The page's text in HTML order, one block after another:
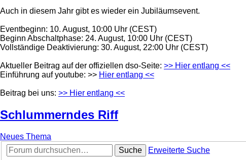
Auch in diesem Jahr gibt es wieder ein Jubiläumsevent.
Eventbeginn: 10. August, 10:00 Uhr (CEST)
Beginn Abschaltphase: 24. August, 10:00 Uhr (CEST)
Vollständige Deaktivierung: 30. August, 22:00 Uhr (CEST)
Aktueller Beitrag auf der offiziellen dso-Seite: >> Hier entlang <<
Einführung auf youtube: >> Hier entlang <<
Beitrag bei uns: >> Hier entlang <<
Schlummerndes Riff
Neues Thema
Suche
Erweiterte Suche